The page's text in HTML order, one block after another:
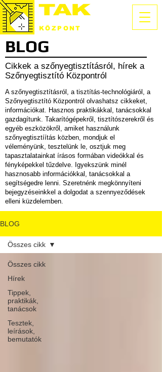
KÖZPONT
BLOG
Cikkek a szőnyegtisztításról, hírek a
Szőnyegtisztító Központról
A szőnyegtisztításról, a tisztítás-technológiáról, a
Szőnyegtisztító Központról olvashatsz cikkeket,
információkat. Hasznos praktikákkal, tanácsokkal
gazdagítunk. Takarítógépekről, tisztítószerekről és
egyéb eszközökről, amiket használunk
szőnyegtisztíítás közben, mondjuk el
véleményünk, tesztelünk le, osztjuk meg
tapasztalatainkat írásos formában videókkal és
fényképekkel tűzdelve. Igyekszünk minél
hasznosabb információkkal, tanácsokkal a
segítségedre lenni. Szeretnénk megkönnyíteni
bejegyzéseinkkel a dolgodat a szennyeződések
elleni küzdelemben.
BLOG
Összes cikk
Hírek
Tippek,
praktikák,
tanácsok
Tesztek,
leírások,
bemutatók
Összes cikk